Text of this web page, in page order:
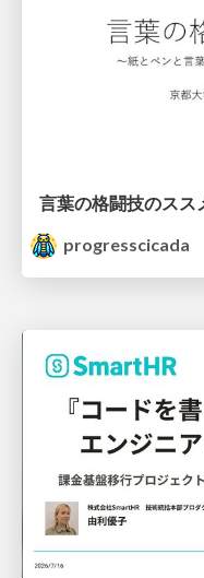
progresscicada